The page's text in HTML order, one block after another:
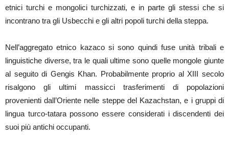
etnici turchi e mongolici turchizzati, e in parte gli stessi che si
incontrano tra gli Usbecchi e gli altri popoli turchi della steppa.
Nell’aggregato etnico kazaco si sono quindi fuse unità tribali e
linguistiche diverse, tra le quali ultime sono quelle mongole giunte
al seguito di Gengis Khan. Probabilmente proprio al XIII secolo
risalgono gli ultimi massicci trasferimenti di popolazioni
provenienti dall’Oriente nelle steppe del Kazachstan, e i gruppi di
lingua turco-tatara possono essere considerati i discendenti dei
suoi più antichi occupanti.